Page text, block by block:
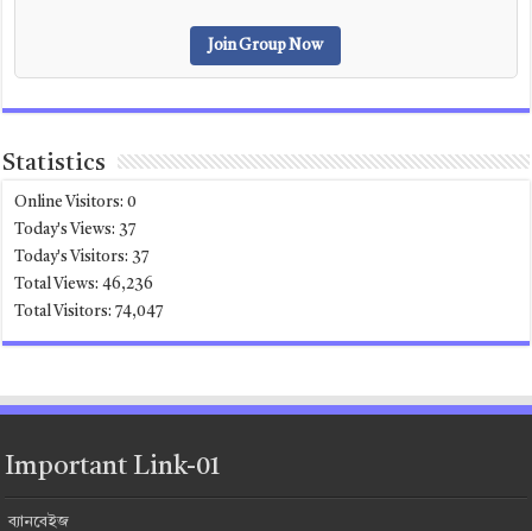
Join Group Now
Statistics
Online Visitors:0
Today's Views: 37
Today's Visitors: 37
Total Views:46,236
Total Visitors:74,047
Important Link-01
ব্যানবেইজ